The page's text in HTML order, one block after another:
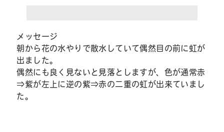
メッセージ
朝から花の水やりで散水していて偶然目の前に虹が
出ました。
偶然にも良く見ないと見落としますが、色が通常赤
⇒紫が左上に逆の紫⇒赤の二重の虹が出来ていまし
た。